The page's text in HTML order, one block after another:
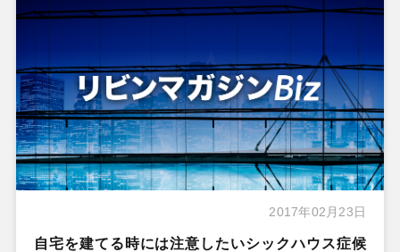
2017年02月23日
自宅を建てる時には注意したいシックハウス症候